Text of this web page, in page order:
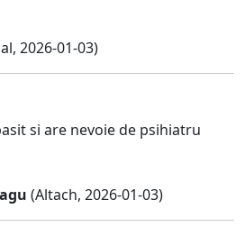
2026-01-03)
si are nevoie de psihiatru
(Altach, 2026-01-03)